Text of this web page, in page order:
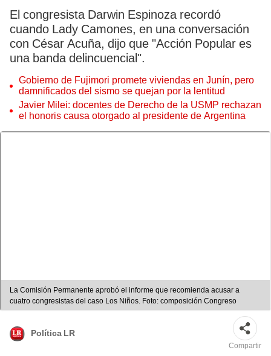
El congresista Darwin Espinoza recordó
cuando Lady Camones, en una conversación
con César Acuña, dijo que "Acción Popular es
una banda delincuencial".
Gobierno de Fujimori promete viviendas en Junín, pero
damnificados del sismo se quejan por la lentitud
Javier Milei: docentes de Derecho de la USMP rechazan
el honoris causa otorgado al presidente de Argentina
La Comisión Permanente aprobó el informe que recomienda acusar a
cuatro congresistas del caso Los Niños. Foto: composición Congreso
Política LR
Compartir